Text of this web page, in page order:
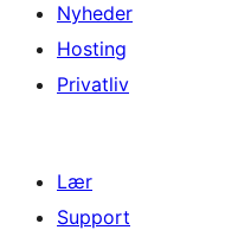
Nyheder
Hosting
Privatliv
Lær
Support